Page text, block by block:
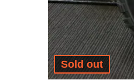
Sold out